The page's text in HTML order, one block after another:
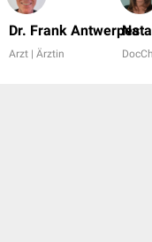
Dr. Frank Antwerpes
Arzt | Ärztin